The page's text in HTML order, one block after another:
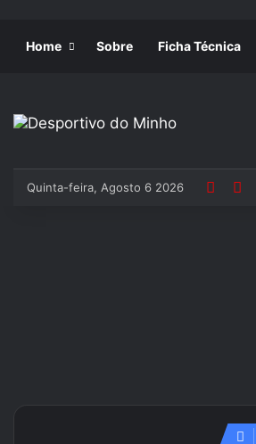
Home Sobre Ficha Técnica
Quinta-feira, Agosto 6 2026